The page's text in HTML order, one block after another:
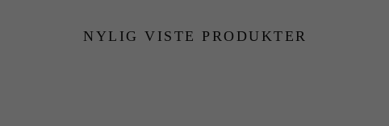
NYLIG VISTE PRODUKTER